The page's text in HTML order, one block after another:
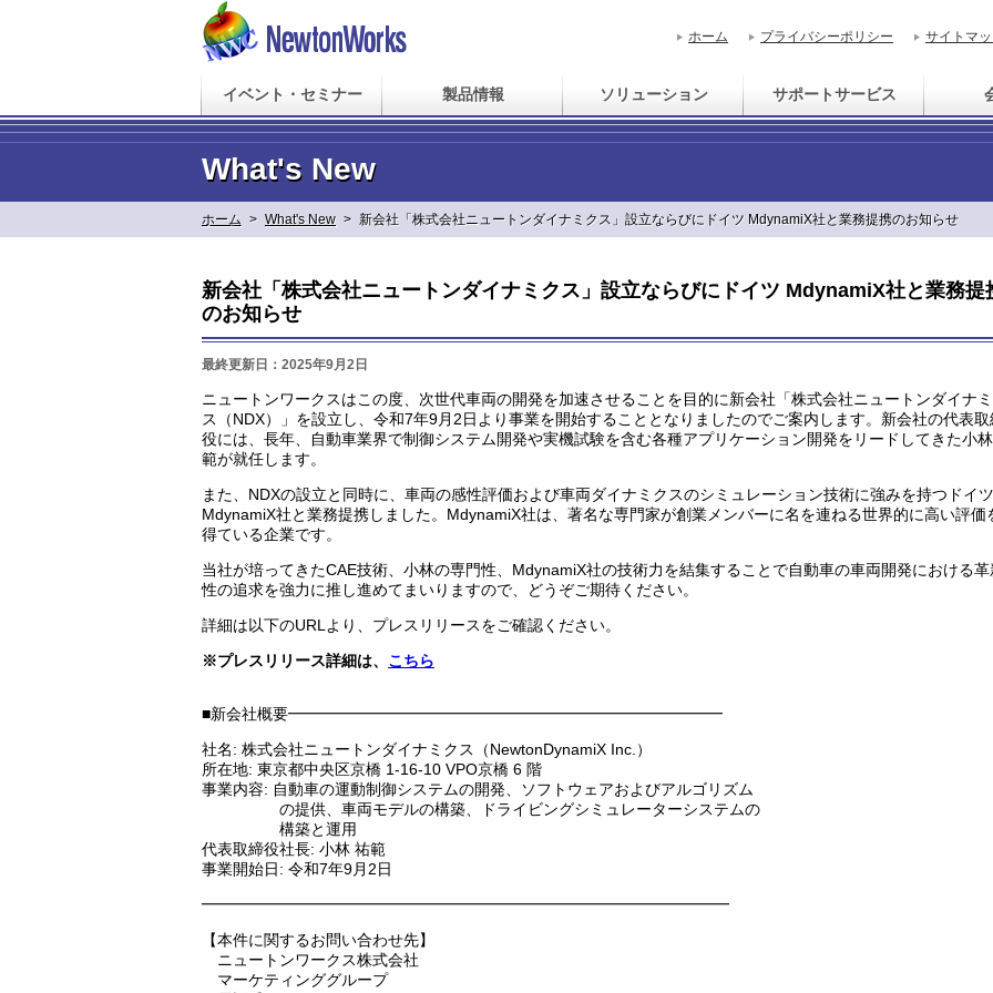
ホーム プライバシーポリシー サイトマ
イベント・セミナー 製品情報 ソリューション サポートサービス
What's New
ホーム > What's New > 新会社「株式会社ニュートンダイナミクス」設立ならびにドイツ MdynamiX社と業務提携のお知らせ
新会社「株式会社ニュートンダイナミクス」設立ならびにドイツ MdynamiX社と業務提
のお知らせ
最終更新日：2025年9月2日
ニュートンワークスはこの度、次世代車両の開発を加速させることを目的に新会社「株式会社ニュートンダイナ
ス（NDX）」を設立し、令和7年9月2日より事業を開始することとなりましたのでご案内します。新会社の代表取
役には、長年、自動車業界で制御システム開発や実機試験を含む各種アプリケーション開発をリードしてきた小
範が就任します。
また、NDXの設立と同時に、車両の感性評価および車両ダイナミクスのシミュレーション技術に強みを持つドイ
MdynamiX社と業務提携しました。MdynamiX社は、著名な専門家が創業メンバーに名を連ねる世界的に高い評価
得ている企業です。
当社が培ってきたCAE技術、小林の専門性、MdynamiX社の技術力を結集することで自動車の車両開発における革
性の追求を強力に推し進めてまいりますので、どうぞご期待ください。
詳細は以下のURLより、プレスリリースをご確認ください。
※プレスリリース詳細は、 こちら
■新会社概要━━━━━━━━━━━━━━━━━━━━━━━━━━━━
社名: 株式会社ニュートンダイナミクス（NewtonDynamiX Inc.）
所在地: 東京都中央区京橋 1-16-10 VPO京橋 6 階
事業内容: 自動車の運動制御システムの開発、ソフトウェアおよびアルゴリズム
の提供、車両モデルの構築、ドライビングシミュレーターシステムの
構築と運用
代表取締役社長: 小林 祐範
事業開始日: 令和7年9月2日
━━━━━━━━━━━━━━━━━━━━━━━━━━━━━━━━━━
【本件に関するお問い合わせ先】
ニュートンワークス株式会社
マーケティンググループ